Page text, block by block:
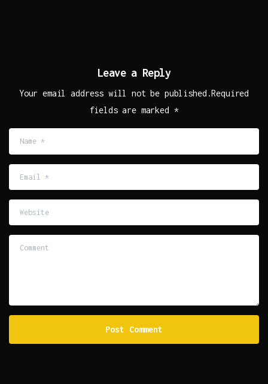
Leave a Reply
Your email address will not be published.Required
fields are marked *
*
Website